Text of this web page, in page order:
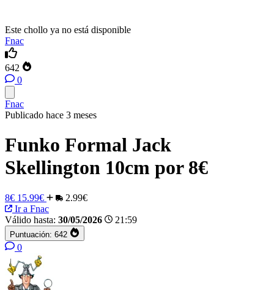
Este chollo ya no está disponible
Fnac
642
0
Fnac
Publicado hace 3 meses
Funko Formal Jack
Skellington 10cm por 8€
8€ 15.99€
2.99€
Ir a Fnac
Válido hasta: 30/05/2026 21:59
Puntuación: 642
0